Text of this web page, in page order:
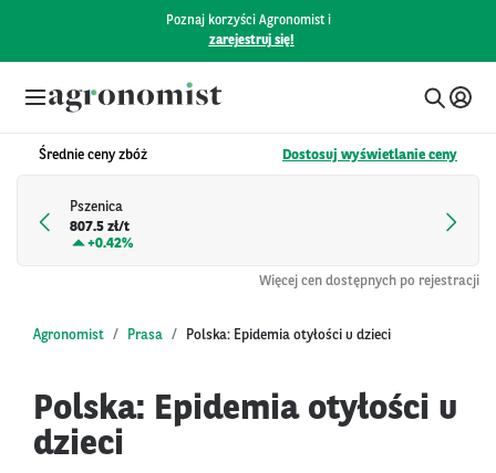
Poznaj korzyści Agronomist i
zarejestruj się!
Średnie ceny zbóż Dostosuj wyświetlanie ceny
Pszenica
807.5 zł/t
+0.42%
Więcej cen dostępnych po rejestracji
Agronomist Prasa Polska: Epidemia otyłości u dzieci
Polska: Epidemia otyłości u
dzieci